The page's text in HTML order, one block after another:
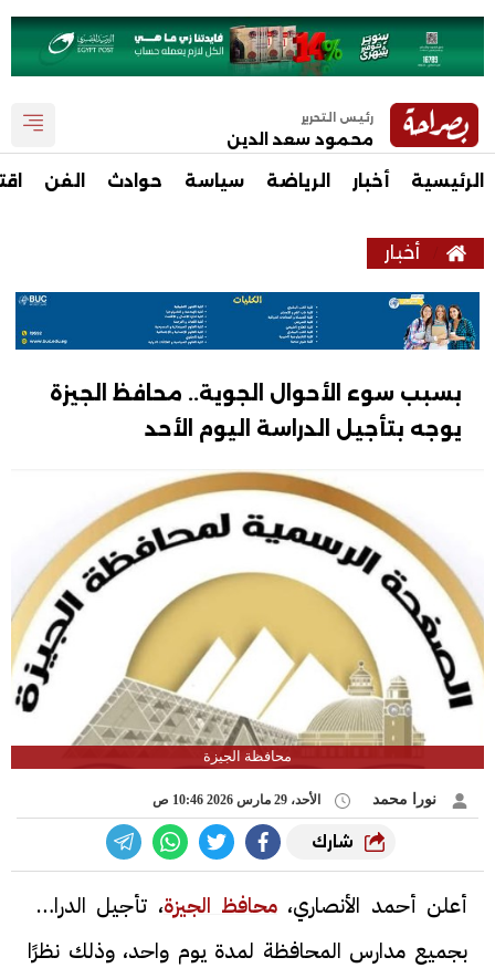
رئيس التحرير
محمود سعد الدين
الرئيسية أخبار الرياضة سياسة حوادث الفن
أخبار
بسبب سوء الأحوال الجوية.. محافظ الجيزة
يوجه بتأجيل الدراسة اليوم الأحد
محافظة الجيزة
نورا محمد الأحد، 29 مارس 2026 10:46 ص
شارك
أعلن أحمد الأنصاري، محافظ الجيزة، تأجيل الدراسة
بجميع مدارس المحافظة لمدة يوم واحد، وذلك نظرًا